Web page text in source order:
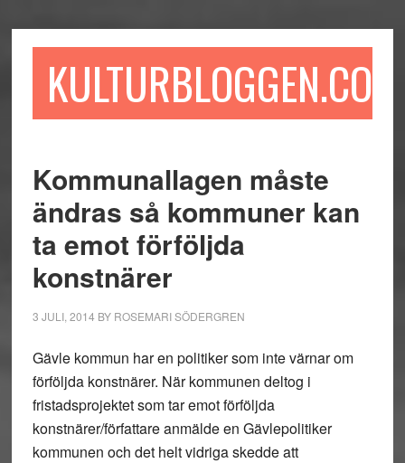
till
till
sidofältet
till
KULTURBLOGGEN.COM
Kommunallagen måste
ändras så kommuner kan
ta emot förföljda
konstnärer
3 JULI, 2014 BY ROSEMARI SÖDERGREN
Gävle kommun har en politiker som inte värnar om
förföljda konstnärer. När kommunen deltog i
fristadsprojektet som tar emot förföljda
konstnärer/författare anmälde en Gävlepolitiker
kommunen och det helt vidriga skedde att